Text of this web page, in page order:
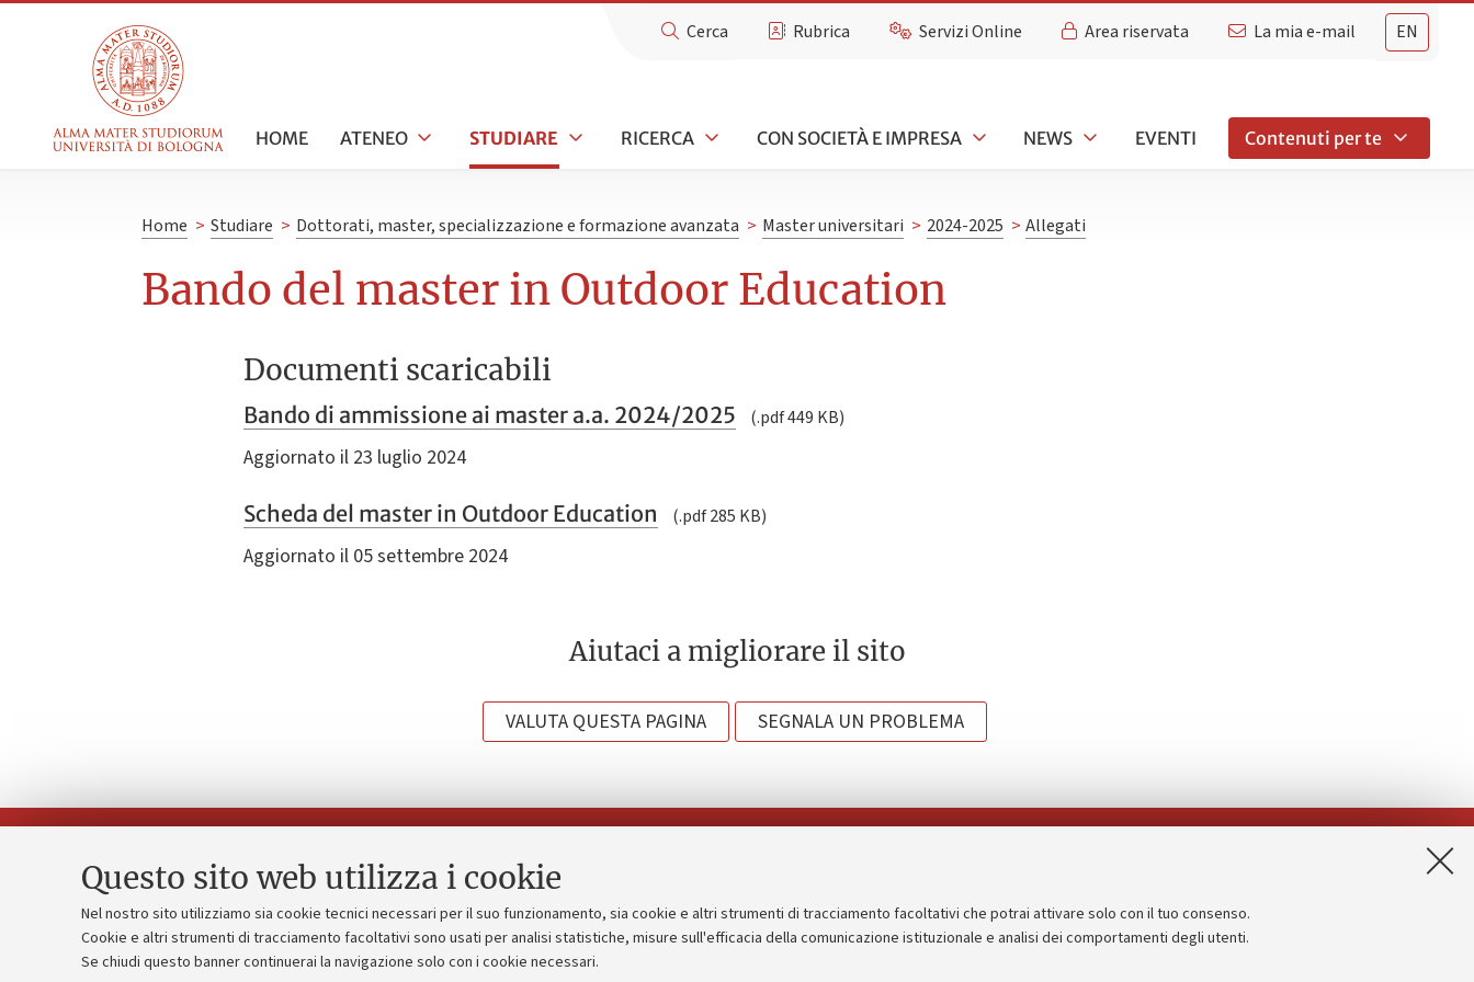
Questo sito web utilizza i cookie
Nel nostro sito utilizziamo sia cookie tecnici necessari per il suo funzionamento, sia cookie e altri strumenti di tracciamento facoltativi che potrai attivare solo con il tuo consenso.
Cookie e altri strumenti di tracciamento facoltativi sono usati per analisi statistiche, misure sull'efficacia della comunicazione istituzionale e analisi dei comportamenti degli utenti.
Se chiudi questo banner continuerai la navigazione solo con i cookie necessari.
EN
Cerca Rubrica Servizi Online Area riservata La mia e-mail
HOME ATENEO STUDIARE RICERCA CON SOCIETÀ E IMPRESA NEWS EVENTI Contenuti per te
Home > Studiare > Dottorati, master, specializzazione e formazione avanzata > Master universitari > 2024-2025 > Allegati
Bando del master in Outdoor Education
Documenti scaricabili
Bando di ammissione ai master a.a. 2024/2025 (.pdf 449 KB)
Aggiornato il 23 luglio 2024
Scheda del master in Outdoor Education (.pdf 285 KB)
Aggiornato il 05 settembre 2024
Aiutaci a migliorare il sito
VALUTA QUESTA PAGINA SEGNALA UN PROBLEMA
Contatti e PEC
Piano strategico
Bilanci
Bandi, gare e concorsi
Informazioni sul sito e accessibilità